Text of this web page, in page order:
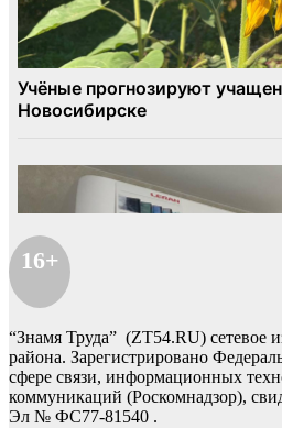
16+
“Знамя Труда” (ZT54.RU) сетевое
района. Зарегистрировано
сфере связи, информационных
коммуникаций (Роскомнадзор),
Эл № ФС77-81540 .